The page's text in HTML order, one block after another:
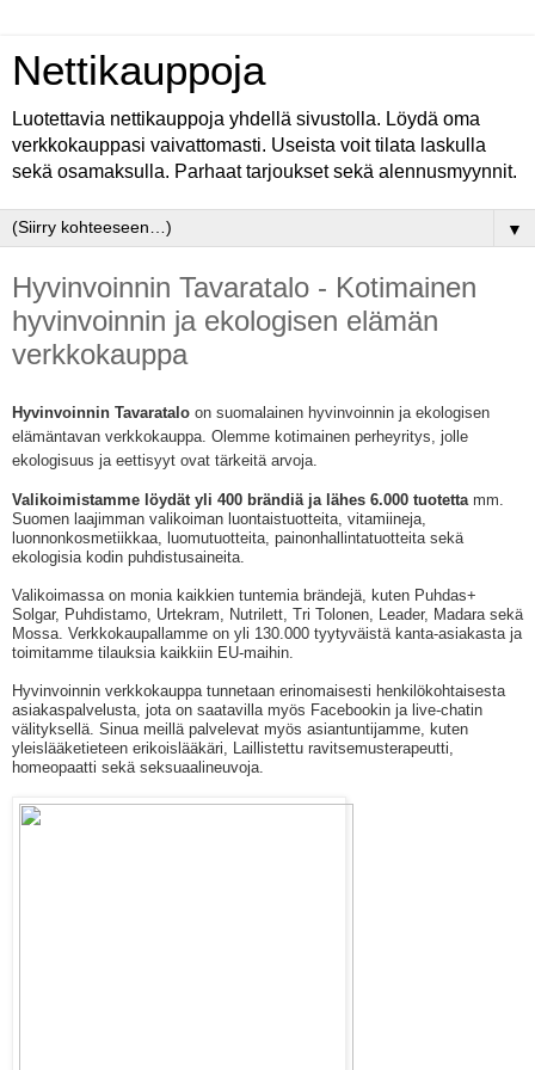
Nettikauppoja
Luotettavia nettikauppoja yhdellä sivustolla. Löydä oma
verkkokauppasi vaivattomasti. Useista voit tilata laskulla
sekä osamaksulla. Parhaat tarjoukset sekä alennusmyynnit.
▼
Hyvinvoinnin Tavaratalo - Kotimainen
hyvinvoinnin ja ekologisen elämän
verkkokauppa
Hyvinvoinnin Tavaratalo on suomalainen hyvinvoinnin ja ekologisen
elämäntavan verkkokauppa. Olemme kotimainen perheyritys, jolle
ekologisuus ja eettisyyt ovat tärkeitä arvoja.
Valikoimistamme löydät yli 400 brändiä ja lähes 6.000 tuotetta mm.
Suomen laajimman valikoiman luontaistuotteita, vitamiineja,
luonnonkosmetiikkaa, luomutuotteita, painonhallintatuotteita sekä
ekologisia kodin puhdistusaineita.
Valikoimassa on monia kaikkien tuntemia brändejä, kuten Puhdas+
Solgar, Puhdistamo, Urtekram, Nutrilett, Tri Tolonen, Leader, Madara sekä
Mossa. Verkkokaupallamme on yli 130.000 tyytyväistä kanta-asiakasta ja
toimitamme tilauksia kaikkiin EU-maihin.
Hyvinvoinnin verkkokauppa tunnetaan erinomaisesti henkilökohtaisesta
asiakaspalvelusta, jota on saatavilla myös Facebookin ja live-chatin
välityksellä. Sinua meillä palvelevat myös asiantuntijamme, kuten
yleislääketieteen erikoislääkäri, Laillistettu ravitsemusterapeutti,
homeopaatti sekä seksuaalineuvoja.